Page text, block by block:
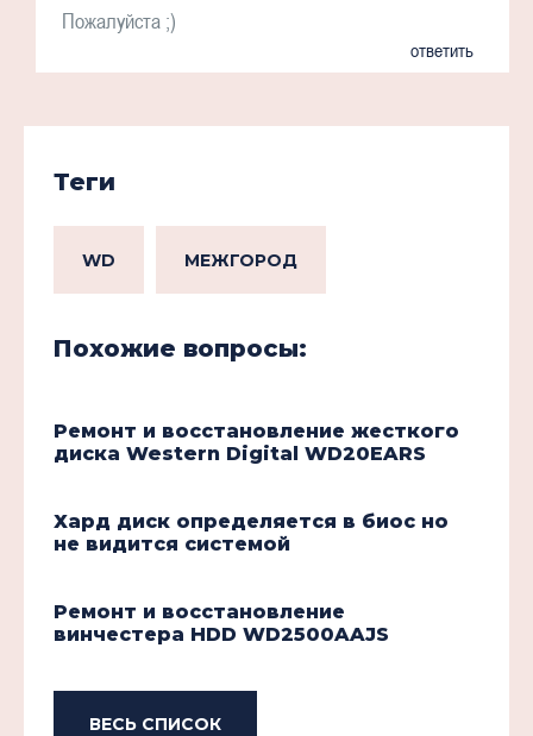
Пожалуйста ;)
ответить
Теги
WD МЕЖГОРОД
Похожие вопросы:
Ремонт и восстановление жесткого
диска Western Digital WD20EARS
Хард диск определяется в биос но
не видится системой
Ремонт и восстановление
винчестера HDD WD2500AAJS
ВЕСЬ СПИСОК